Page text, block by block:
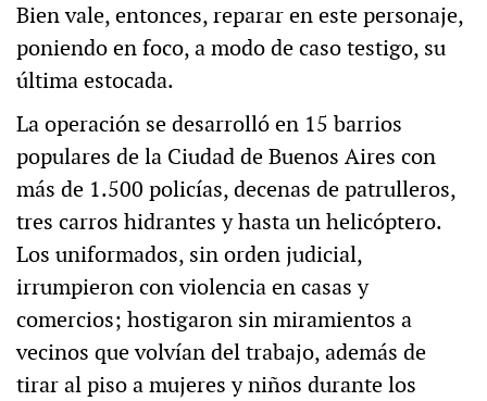
Bien vale, entonces, reparar en este personaje,
poniendo en foco, a modo de caso testigo, su
última estocada.
La operación se desarrolló en 15 barrios
populares de la Ciudad de Buenos Aires con
más de 1.500 policías, decenas de patrulleros,
tres carros hidrantes y hasta un helicóptero.
Los uniformados, sin orden judicial,
irrumpieron con violencia en casas y
comercios; hostigaron sin miramientos a
vecinos que volvían del trabajo, además de
tirar al piso a mujeres y niños durante los